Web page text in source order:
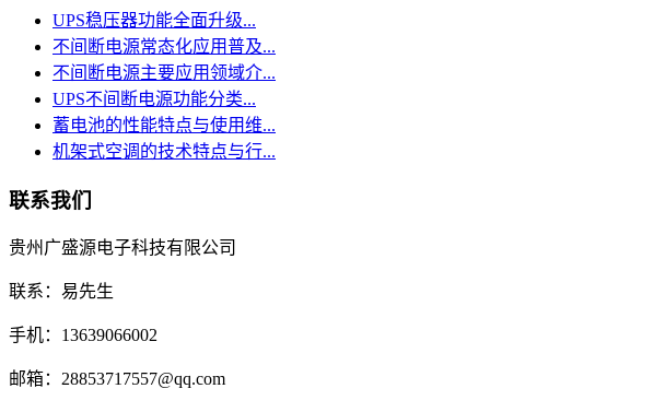
UPS稳压器功能全面升级...
不间断电源常态化应用普及...
不间断电源主要应用领域介...
UPS不间断电源功能分类...
蓄电池的性能特点与使用维...
机架式空调的技术特点与行...
联系我们
贵州广盛源电子科技有限公司
联系：易先生
手机：13639066002
邮箱：28853717557@qq.com